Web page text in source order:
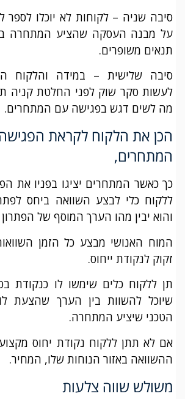
סיבה שניה – לקוחות לא יוכלו לספר
על מבנה העסקה שהציע המתחרה
תנאים משופרים.
סיבה שלישית – במידה והלקוח
לעשות סקר שוק לפני החלטת קניה
מה לשים דגש בפגישה עם המתחרים.
הכן את הלקוח לקראת
המתחרים,
כך כאשר המתחרים יציגו בפניו את
ללקוח כלי לבצע השוואה ביחס
והוא יבין מהו הערך המוסף של
המוח האנושי מבצע כל הזמן
זקוק לנקודת ייחוס.
תן ללקוח כלים שימשו לו כנקודת
שיוכל להשוות בין הערך שהצעת
הטכני שיציע המתחרה.
אם לא תתן ללקוח נקודת יחוס
ההשוואה באזור הנוחות שלו, המחיר.
משולש שווה צלעות